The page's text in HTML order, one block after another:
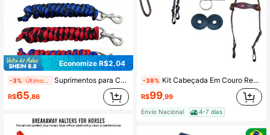
Economize R$2,04
-3% Suprimentos para Cavalos - Corda de Chumbo para Cavalo Resistente, Corda de Chumbo Trançada com Fecho de Metal Prata Grosso, Corda de Chumbo para Cavalo de 4 Fios, Trela de Estimação, Corda de Cabresto para Cavalo
R$65,86
-38% Kit Cabeçada Em Couro Redea Bridão Agulha + Par De Protetor
R$99,99
Envio Nacional 4-7 dias